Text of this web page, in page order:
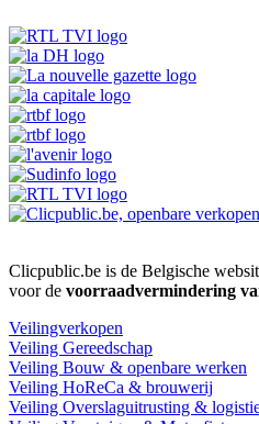
Clicpublic.be is de Belgische
voor de voorraadvermindering
Veilingverkopen
Veiling Gereedschap
Veiling Bouw & openbare werken
Veiling HoReCa & brouwerij
Veiling Overslaguitrusting &